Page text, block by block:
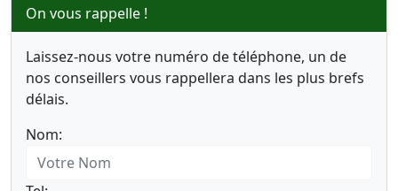
On vous rappelle !
Laissez-nous votre numéro de téléphone, un de
nos conseillers vous rappellera dans les plus brefs
délais.
Nom: